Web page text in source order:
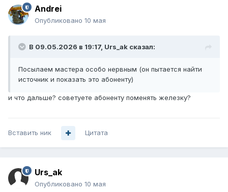
Andrei
Опубликовано 10 мая
В 09.05.2026 в 19:17, Urs_ak сказал:
Посылаем мастера особо нервным (он пытается найти
источник и показать это абоненту)
и что дальше? советуете абоненту поменять железку?
Вставить ник Цитата
Urs_ak
Опубликовано 10 мая